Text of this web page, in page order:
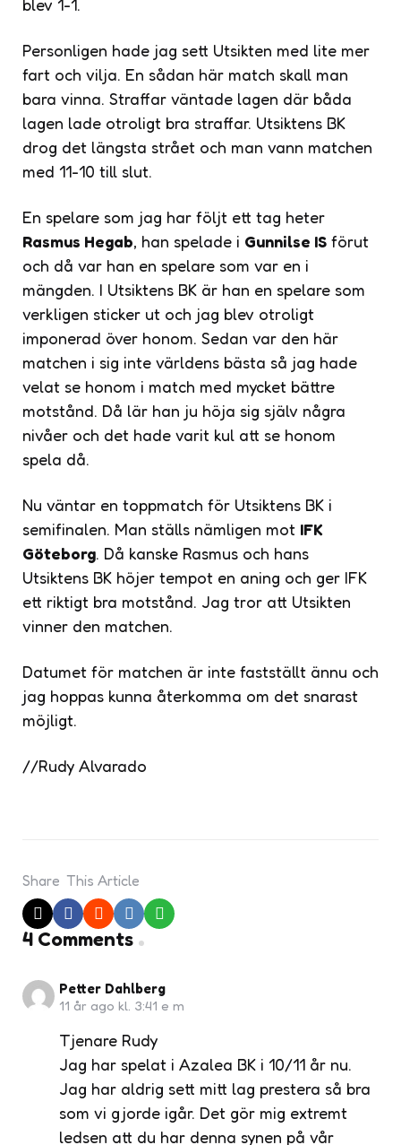
blev 1-1.
Personligen hade jag sett Utsikten med lite mer
fart och vilja. En sådan här match skall man
bara vinna. Straffar väntade lagen där båda
lagen lade otroligt bra straffar. Utsiktens BK
drog det längsta strået och man vann matchen
med 11-10 till slut.
En spelare som jag har följt ett tag heter
Rasmus Hegab, han spelade i Gunnilse IS förut
och då var han en spelare som var en i
mängden. I Utsiktens BK är han en spelare som
verkligen sticker ut och jag blev otroligt
imponerad över honom. Sedan var den här
matchen i sig inte världens bästa så jag hade
velat se honom i match med mycket bättre
motstånd. Då lär han ju höja sig själv några
nivåer och det hade varit kul att se honom
spela då.
Nu väntar en toppmatch för Utsiktens BK i
semifinalen. Man ställs nämligen mot IFK
Göteborg. Då kanske Rasmus och hans
Utsiktens BK höjer tempot en aning och ger IFK
ett riktigt bra motstånd. Jag tror att Utsikten
vinner den matchen.
Datumet för matchen är inte fastställt ännu och
jag hoppas kunna återkomma om det snarast
möjligt.
//Rudy Alvarado
Share This Article
4 Comments
Petter Dahlberg
11 år ago kl. 3:41 e m
Tjenare Rudy
Jag har spelat i Azalea BK i 10/11 år nu.
Jag har aldrig sett mitt lag prestera så bra
som vi gjorde igår. Det gör mig extremt
ledsen att du har denna synen på vår